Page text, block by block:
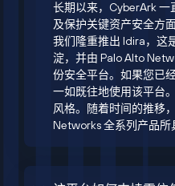
长期以来，CyberArk 一
及保护关键资产安全方
我们隆重推出 Idira，这
淀，并由 Palo Alto
份安全平台。如果您已
一如既往地使用该平台
风格。随着时间的推移
Networks 全系列产品所